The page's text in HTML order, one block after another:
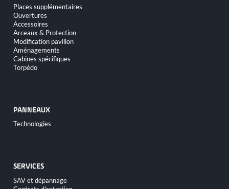
Aller
au
contenu
Places supplémentaires
Ouvertures
Accessoires
Arceaux & Protection
Modification pavillon
Aménagements
Cabines spécifiques
Torpédo
PANNEAUX
Aller
au
Technologies
SERVICES
Aller
au
SAV et dépannage